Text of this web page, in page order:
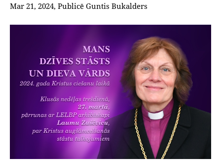
Mar 21, 2024, Publicē Guntis Bukalders